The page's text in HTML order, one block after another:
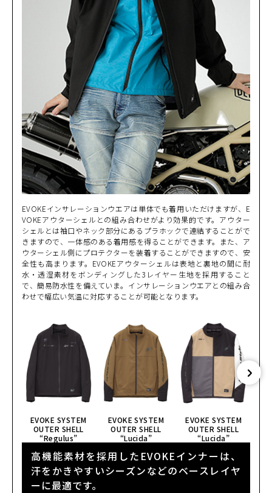
EVOKEインサレーションウエアは単体でも着用いただけますが、E
VOKEアウターシェルとの組み合わせがより効果的です。アウター
シェルとは袖口やネック部分にあるプラホックで連結することがで
きますので、一体感のある着用感を得ることができます。また、ア
ウターシェル側にプロテクターを装着することができますので、安
全性も高まります。EVOKEアウターシェルは表地と裏地の間に耐
水・透湿素材をボンディングした3レイヤー生地を採用すること
で、簡易防水性を備えていま。インサレーションウエアとの組み合
わせで幅広い気温に対応することが可能となります。
EVOKE SYSTEM
OUTER SHELL
“Regulus”
EVOKE SYSTEM
OUTER SHELL
“Lucida”
EVOKE SYSTEM
OUTER SHELL
“Lucida”
高機能素材を採用したEVOKEインナーは、
汗をかきやすいシーズンなどのベースレイヤ
ーに最適です。